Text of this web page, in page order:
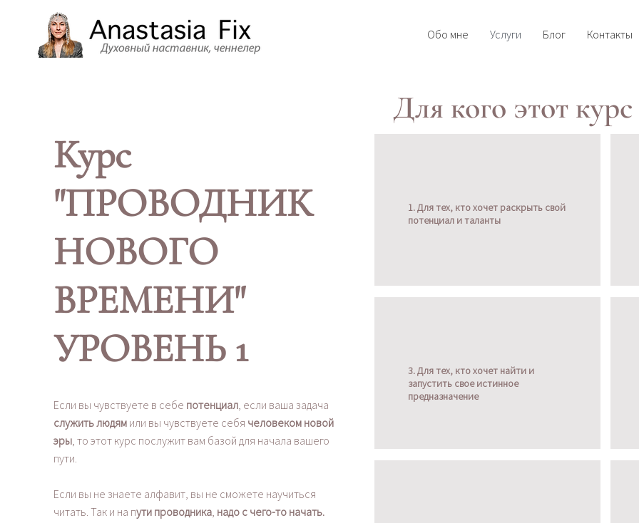
Обо мне Услуги Блог Контакты
Курс
"ПРОВОДНИК
НОВОГО
ВРЕМЕНИ"
УРОВЕНЬ 1
Если вы чувствуете в себе потенциал, если ваша задача
служить людямили вы чувствуете себя человеком новой
эры, то этот курс послужит вам базой для начала вашего
пути.
Если вы не знаете алфавит, вы не сможете научиться
читать. Так и на пути проводника, надо с чего-то начать.
Для кого этот курс
1. Для тех, кто хочет раскрыть свой
потенциал и таланты
3. Для тех, кто хочет найти и
запустить свое истинное
предназначение